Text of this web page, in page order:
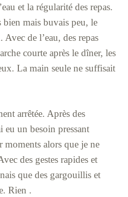
et la régularité des repas.
bien mais buvais peu, le
Avec de l’eau, des repas
courte après le dîner, les
La main seule ne suffisait
arrêtée. Après des
eu un besoin pressant
moments alors que je ne
des gestes rapides et
que des gargouillis et
Rien .